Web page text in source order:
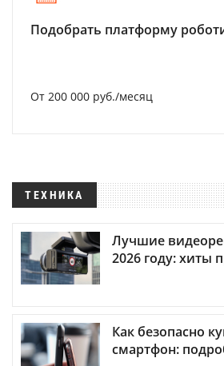
Подобрать платформу
От 200 000 руб./месяц
ТЕХНИКА
Лучшие
2026 году: хиты
Как безопасно
смартфон: